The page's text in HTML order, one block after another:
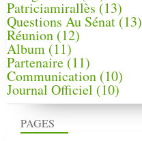
PAGES
Patriciamirallès (13)
Questions Au Sénat(13)
Réunion (12)
Album (11)
Partenaire(11)
Communication (10)
Journal Officiel (10)